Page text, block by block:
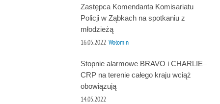
Zastępca Komendanta Komisariatu
Policji w Ząbkach na spotkaniu z
młodzieżą
16.05.2022 Wołomin
Stopnie alarmowe BRAVO i CHARLIE–
CRP na terenie całego kraju wciąż
obowiązują
14.05.2022